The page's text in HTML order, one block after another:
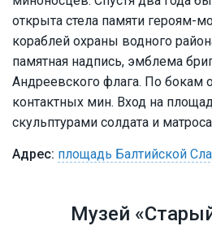
открыта стела памяти героям-
кораблей охраны водного
памятная надпись, эмблема
Андреевского флага. По бокам
контактных мин. Вход на
скульптурами солдата и
площадь Балтийской
Музей